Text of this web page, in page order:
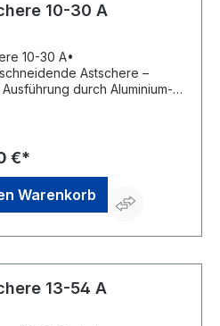
10-30 A
10-30 A•
Astschere –
durch Aluminium-
Freund
Gartengeräte GmbH,
Str. 4, 73614 Schorndorf,
info@freund-
€*
Warenkorb
13-54 A